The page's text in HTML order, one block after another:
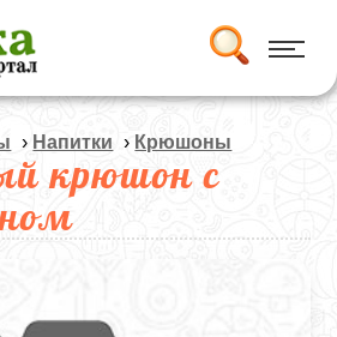
› Напитки › Крюшоны
крюшон с